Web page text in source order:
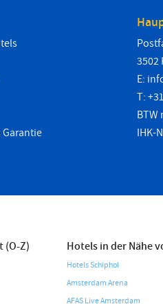
3502
E:
T:
BTW
IHK-
(O-Z) Hotels in der Nähe
Hotels Schiphol
Amsterdam Arena
AFAS Live Amsterdam